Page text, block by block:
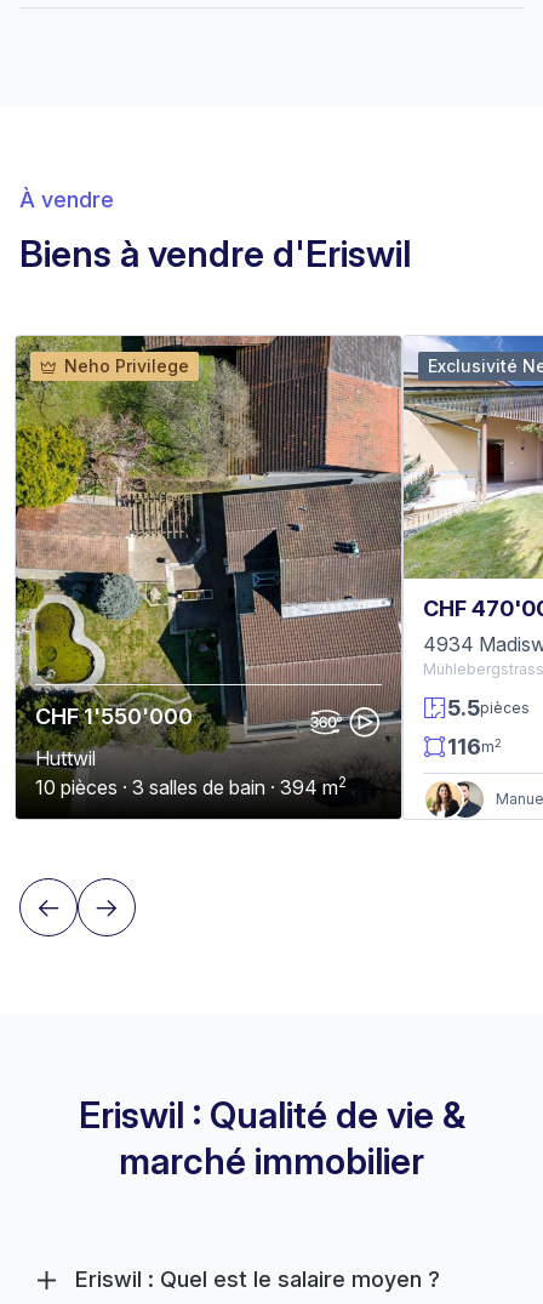
À vendre
Biens à vendre d'Eriswil
CHF 1'550'000
Huttwil
10 pièces · 3 salles de bain · 394 m2
Neho Privilege
CHF
4934
5.5pièces
116m2
Exclusivité
Eriswil : Qualité de vie &
marché immobilier
Eriswil : Quel est le salaire moyen ?